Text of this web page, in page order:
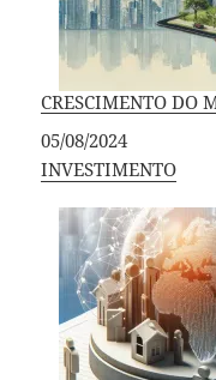
CRESCIMENTO DO
Data
05/08/2024
Em relação a
INVESTIMENTO